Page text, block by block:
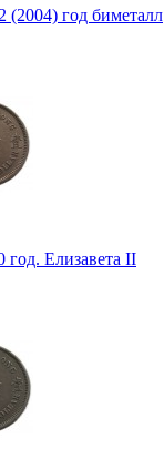
(2004) год биметалл
год. Елизавета II